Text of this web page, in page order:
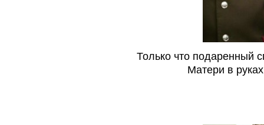
Только что подаренный
Матери в